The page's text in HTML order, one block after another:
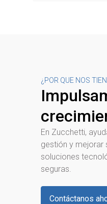
¿POR QUE NOS
En Zucchetti,
gestión y mejorar
soluciones
seguras.
Contáctanos